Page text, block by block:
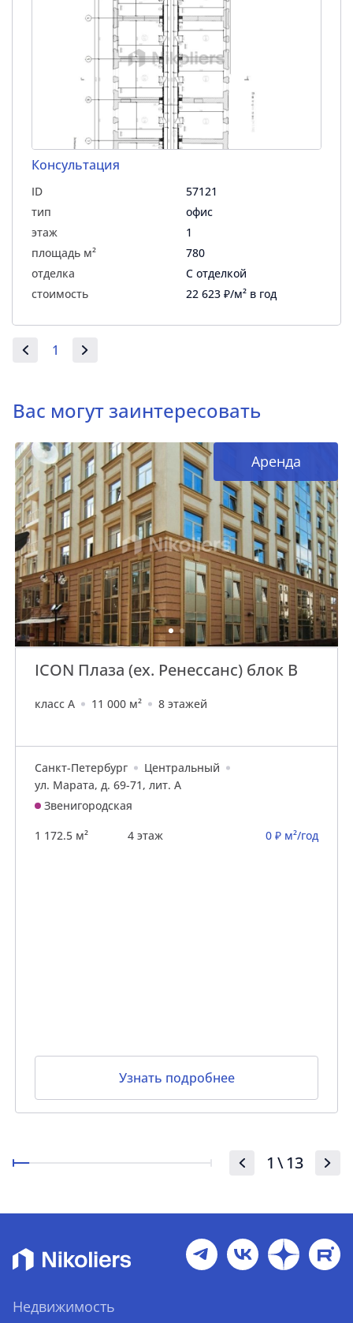
Консультация
ID
57121
тип
офис
этаж
1
площадь м²
780
отделка
С отделкой
стоимость
22 623 ₽/м² в год
1
Вас могут заинтересовать
Аренда
ICON Плаза (ex. Ренессанс) блок В
класс A 11 000 м² 8 этажей
Санкт-Петербург
Центральный
ул. Марата, д. 69-71, лит. А
Звенигородская
1 172.5 м²
4 этаж 0 ₽ м²/год
Узнать подробнее
1 \13
Недвижимость